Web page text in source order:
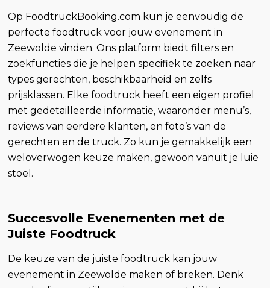
Op FoodtruckBooking.com kun je eenvoudig de
perfecte foodtruck voor jouw evenement in
Zeewolde vinden. Ons platform biedt filters en
zoekfuncties die je helpen specifiek te zoeken naar
types gerechten, beschikbaarheid en zelfs
prijsklassen. Elke foodtruck heeft een eigen profiel
met gedetailleerde informatie, waaronder menu’s,
reviews van eerdere klanten, en foto’s van de
gerechten en de truck. Zo kun je gemakkelijk een
weloverwogen keuze maken, gewoon vanuit je luie
stoel.
Succesvolle Evenementen met de
Juiste Foodtruck
De keuze van de juiste foodtruck kan jouw
evenement in Zeewolde maken of breken. Denk